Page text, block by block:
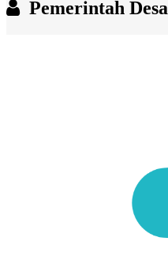
Pemerintah Desa